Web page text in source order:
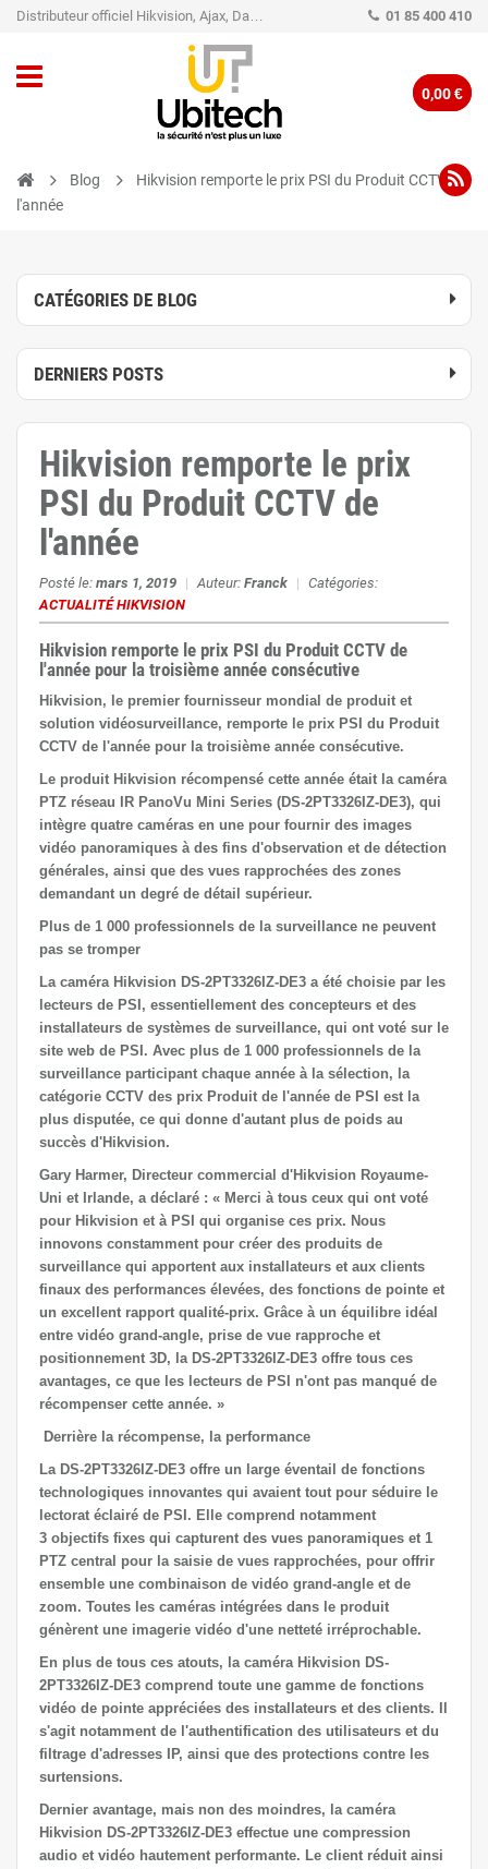
Distributeur officiel Hikvision, Ajax, Dahua, TP-Link - Caméra de vidéo surveillance - Alarme 01 85 400 410
0,00 €
Blog
Hikvision remporte le prix PSI du Produit CCTV de
l'année
CATÉGORIES DE BLOG
DERNIERS POSTS
Hikvision remporte le prix
PSI du Produit CCTV de
l'année
Posté le: mars 1, 2019 | Auteur: Franck | Catégories:
ACTUALITÉ HIKVISION
Hikvision remporte le prix PSI du Produit CCTV de
l'année pour la troisième année consécutive
Hikvision, le premier fournisseur mondial de produit et
solution vidéosurveillance, remporte le prix PSI du Produit
CCTV de l'année pour la troisième année consécutive.
Le produit Hikvision récompensé cette année était la caméra
PTZ réseau IR PanoVu Mini Series (DS-2PT3326IZ-DE3), qui
intègre quatre caméras en une pour fournir des images
vidéo panoramiques à des fins d'observation et de détection
générales, ainsi que des vues rapprochées des zones
demandant un degré de détail supérieur.
Plus de 1 000 professionnels de la surveillance ne peuvent
pas se tromper
La caméra Hikvision DS-2PT3326IZ-DE3 a été choisie par les
lecteurs de PSI, essentiellement des concepteurs et des
installateurs de systèmes de surveillance, qui ont voté sur le
site web de PSI. Avec plus de 1 000 professionnels de la
surveillance participant chaque année à la sélection, la
catégorie CCTV des prix Produit de l'année de PSI est la
plus disputée, ce qui donne d'autant plus de poids au
succès d'Hikvision.
Gary Harmer, Directeur commercial d'Hikvision Royaume-
Uni et Irlande, a déclaré : « Merci à tous ceux qui ont voté
pour Hikvision et à PSI qui organise ces prix. Nous
innovons constamment pour créer des produits de
surveillance qui apportent aux installateurs et aux clients
finaux des performances élevées, des fonctions de pointe et
un excellent rapport qualité-prix. Grâce à un équilibre idéal
entre vidéo grand-angle, prise de vue rapproche et
positionnement 3D, la DS-2PT3326IZ-DE3 offre tous ces
avantages, ce que les lecteurs de PSI n'ont pas manqué de
récompenser cette année. »
Derrière la récompense, la performance
La DS-2PT3326IZ-DE3 offre un large éventail de fonctions
technologiques innovantes qui avaient tout pour séduire le
lectorat éclairé de PSI. Elle comprend notamment
3 objectifs fixes qui capturent des vues panoramiques et 1
PTZ central pour la saisie de vues rapprochées, pour offrir
ensemble une combinaison de vidéo grand-angle et de
zoom. Toutes les caméras intégrées dans le produit
génèrent une imagerie vidéo d'une netteté irréprochable.
En plus de tous ces atouts, la caméra Hikvision DS-
2PT3326IZ-DE3 comprend toute une gamme de fonctions
vidéo de pointe appréciées des installateurs et des clients. Il
s'agit notamment de l'authentification des utilisateurs et du
filtrage d'adresses IP, ainsi que des protections contre les
surtensions.
Dernier avantage, mais non des moindres, la caméra
Hikvision DS-2PT3326IZ-DE3 effectue une compression
audio et vidéo hautement performante. Le client réduit ainsi